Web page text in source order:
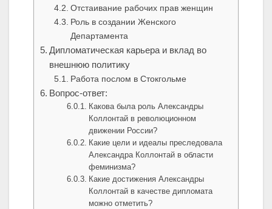
Отстаивание рабочих прав женщин
Роль в создании Женского
Департамента
Дипломатическая карьера и вклад во
внешнюю политику
Работа послом в Стокгольме
Вопрос-ответ:
Какова была роль Александры
Коллонтай в революционном
движении России?
Какие цели и идеалы преследовала
Александра Коллонтай в области
феминизма?
Какие достижения Александры
Коллонтай в качестве дипломата
можно отметить?